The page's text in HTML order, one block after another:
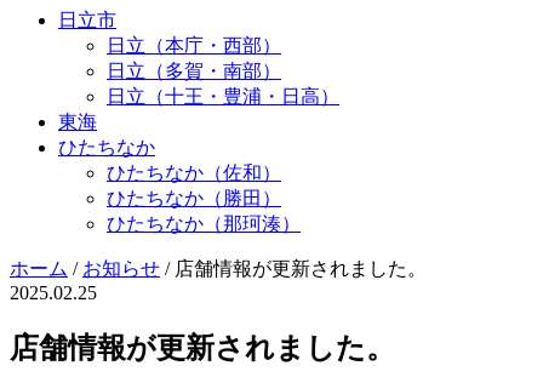
日立市
日立（本庁・西部）
日立（多賀・南部）
日立（十王・豊浦・日高）
東海
ひたちなか
ひたちなか（佐和）
ひたちなか（勝田）
ひたちなか（那珂湊）
ホーム / お知らせ / 店舗情報が更新されました。
2025.02.25
店舗情報が更新されました。